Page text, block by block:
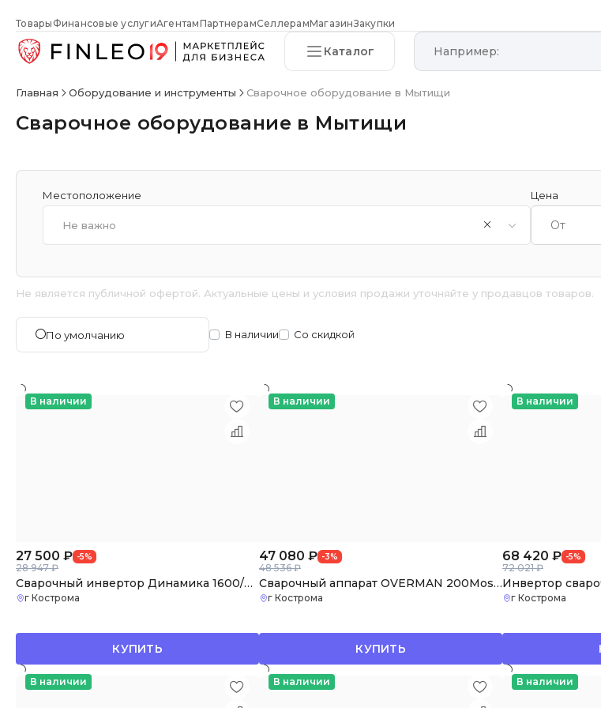
Товары Финансовые услугиАгентамПартнерамСеллерамМагазинЗакупки
Каталог
Главная Оборудование и инструменты Сварочное оборудование в Мытищи
Сварочное оборудование в Мытищи
Местоположение
Не важно
Цена
Не является публичной офертой. Актуальные цены и условия продажи уточняйте у продавцов товаров.
По умолчанию В наличии Со скидкой
В наличии
27 500 ₽ -5%
28 947 ₽
Сварочный инвертор Динамика 1600/Aurora
г Кострома
КУПИТЬ
В наличии
47 080 ₽ -3%
48 536 ₽
Сварочный аппарат OVERMAN 200Mosfet/Aurora-Pro
г Кострома
КУПИТЬ
В наличии
68 420 ₽ -5%
72 021 ₽
г Кострома
В наличии В наличии В наличии